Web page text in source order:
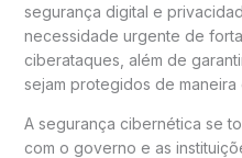
segurança digital e
necessidade urgente de
ciberataques, além de
sejam protegidos de maneira
A segurança cibernética se
com o governo e as